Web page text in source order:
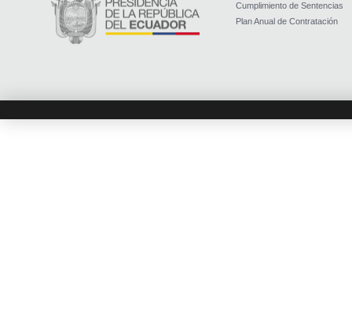
Cumplimiento de Sentencias
Plan Anual de Contratación